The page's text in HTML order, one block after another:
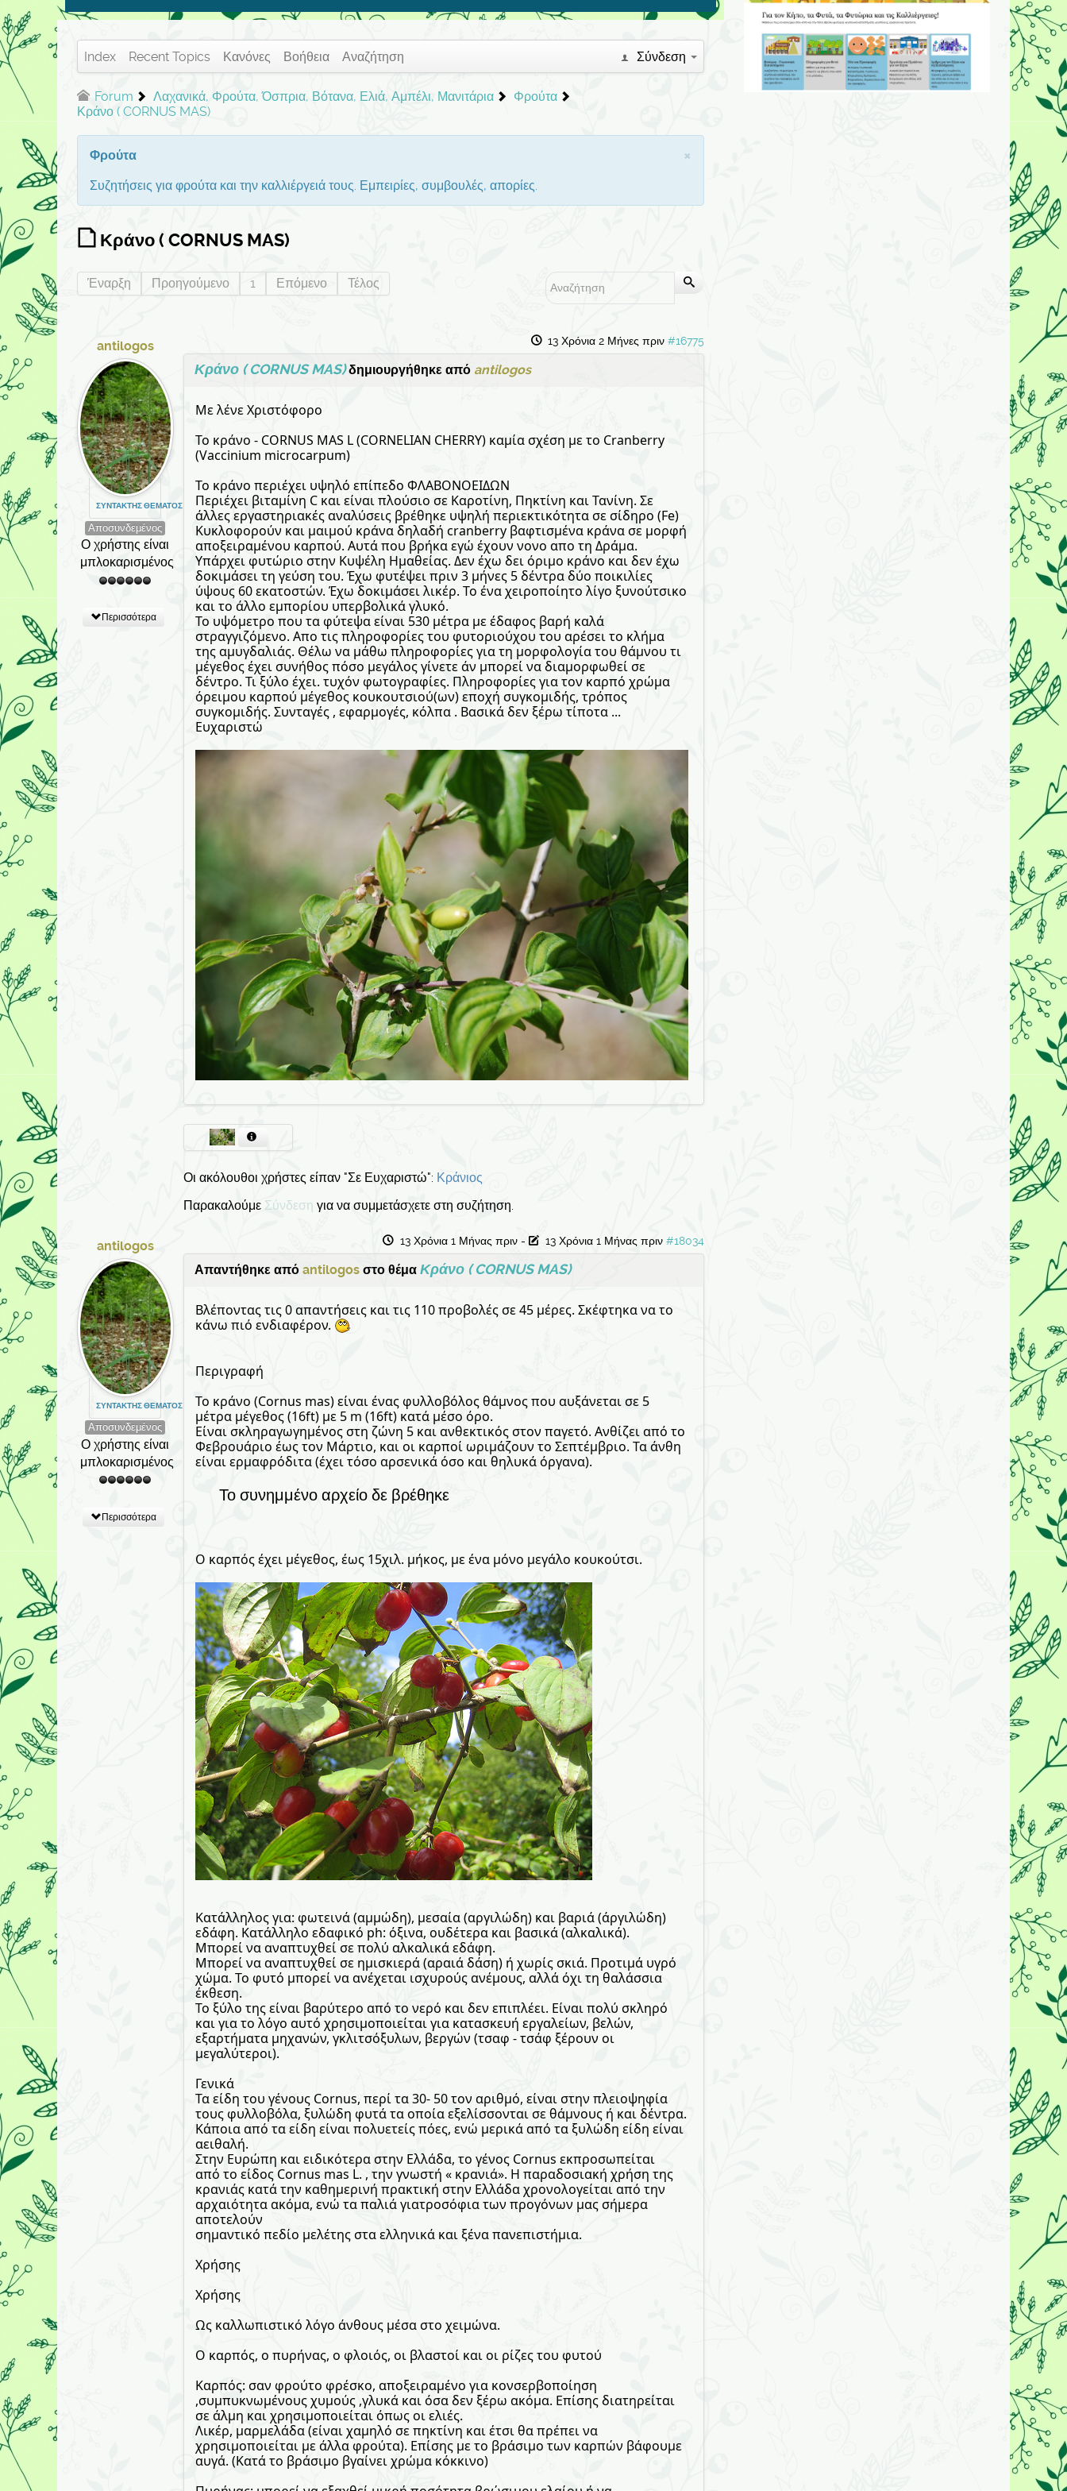
Index Recent Topics Κανόνες Βοήθεια Αναζήτηση Σύνδεση
Forum Λαχανικά, Φρούτα, Όσπρια, Βότανα, Ελιά, Αμπέλι, Μανιτάρια
Φρούτα
Κράνο ( CORNUS MAS)
×
Φρούτα
Συζητήσεις για φρούτα και την καλλιέργειά τους. Εμπειρίες, συμβουλές, απορίες.
Κράνο ( CORNUS MAS)
Έναρξη Προηγούμενο 1 Επόμενο Τέλος
antilogos
ΣΥΝΤΆΚΤΗΣ ΘΈΜΑΤΟΣ
Αποσυνδεμένος
Ο χρήστης είναι
μπλοκαρισμένος
Περισσότερα
13 Χρόνια 2 Μήνες πριν #16775
Κράνο ( CORNUS MAS)δημιουργήθηκε από antilogos
Με λένε Χριστόφορο
Το κράνο - CORNUS MAS L (CORNELIAN CHERRY) καμία σχέση με το Cranberry
(Vaccinium microcarpum)
Το κράνο περιέχει υψηλό επίπεδο ΦΛΑΒΟΝΟΕΙΔΩΝ
Περιέχει βιταμίνη C και είναι πλούσιο σε Καροτίνη, Πηκτίνη και Τανίνη. Σε
άλλες εργαστηριακές αναλύσεις βρέθηκε υψηλή περιεκτικότητα σε σίδηρο (Fe)
Κυκλοφορούν και μαιμού κράνα δηλαδή cranberry βαφτισμένα κράνα σε μορφή
αποξειραμένου καρπού. Αυτά που βρήκα εγώ έχουν νονο απο τη Δράμα.
Υπάρχει φυτώριο στην Κυψέλη Ημαθείας. Δεν έχω δει όριμο κράνο και δεν έχω
δοκιμάσει τη γεύση του. Έχω φυτέψει πριν 3 μήνες 5 δέντρα δύο ποικιλίες
ύψους 60 εκατοστών. Έχω δοκιμάσει λικέρ. Το ένα χειροποίητο λίγο ξυνούτσικο
και το άλλο εμπορίου υπερβολικά γλυκό.
Το υψόμετρο που τα φύτεψα είναι 530 μέτρα με έδαφος βαρή καλά
στραγγιζόμενο. Απο τις πληροφορίες του φυτοριούχου του αρέσει το κλήμα
της αμυγδαλιάς. Θέλω να μάθω πληροφορίες για τη μορφολογία του θάμνου τι
μέγεθος έχει συνήθος πόσο μεγάλος γίνετε άν μπορεί να διαμορφωθεί σε
δέντρο. Τι ξύλο έχει. τυχόν φωτογραφίες. Πληροφορίες για τον καρπό χρώμα
όρειμου καρπού μέγεθος κουκουτσιού(ων) εποχή συγκομιδής, τρόπος
συγκομιδής. Συνταγές , εφαρμογές, κόλπα . Βασικά δεν ξέρω τίποτα ...
Ευχαριστώ
Οι ακόλουθοι χρήστες είπαν "Σε Ευχαριστώ": Κράνιος
Παρακαλούμε Σύνδεση για να συμμετάσχετε στη συζήτηση.
antilogos
ΣΥΝΤΆΚΤΗΣ ΘΈΜΑΤΟΣ
Αποσυνδεμένος
Ο χρήστης είναι
μπλοκαρισμένος
Περισσότερα
13 Χρόνια 1 Μήνας πριν- 13 Χρόνια 1 Μήνας πριν #18034
Απαντήθηκε απόantilogos στο θέμαΚράνο ( CORNUS MAS)
Βλέποντας τις 0 απαντήσεις και τις 110 προβολές σε 45 μέρες. Σκέφτηκα να το
κάνω πιό ενδιαφέρον.
Περιγραφή
Το κράνο (Cornus mas) είναι ένας φυλλοβόλος θάμνος που αυξάνεται σε 5
μέτρα μέγεθος (16ft) με 5 m (16ft) κατά μέσο όρο.
Είναι σκληραγωγημένος στη ζώνη 5 και ανθεκτικός στον παγετό. Ανθίζει από το
Φεβρουάριο έως τον Μάρτιο, και οι καρποί ωριμάζουν το Σεπτέμβριο. Τα άνθη
είναι ερμαφρόδιτα (έχει τόσο αρσενικά όσο και θηλυκά όργανα).
Το συνημμένο αρχείο δε βρέθηκε
Ο καρπός έχει μέγεθος, έως 15χιλ. μήκος, με ένα μόνο μεγάλο κουκούτσι.
Κατάλληλος για: φωτεινά (αμμώδη), μεσαία (αργιλώδη) και βαριά (άργιλώδη)
εδάφη. Κατάλληλο εδαφικό ph: όξινα, ουδέτερα και βασικά (αλκαλικά).
Μπορεί να αναπτυχθεί σε πολύ αλκαλικά εδάφη.
Μπορεί να αναπτυχθεί σε ημισκιερά (αραιά δάση) ή χωρίς σκιά. Προτιμά υγρό
χώμα. Το φυτό μπορεί να ανέχεται ισχυρούς ανέμους, αλλά όχι τη θαλάσσια
έκθεση.
Το ξύλο της είναι βαρύτερο από το νερό και δεν επιπλέει. Είναι πολύ σκληρό
και για το λόγο αυτό χρησιμοποιείται για κατασκευή εργαλείων, βελών,
εξαρτήματα μηχανών, γκλιτσόξυλων, βεργών (τσαφ - τσάφ ξέρουν οι
μεγαλύτεροι).
Γενικά
Τα είδη του γένους Cornus, περί τα 30- 50 τον αριθμό, είναι στην πλειοψηφία
τους φυλλοβόλα, ξυλώδη φυτά τα οποία εξελίσσονται σε θάμνους ή και δέντρα.
Κάποια από τα είδη είναι πολυετείς πόες, ενώ μερικά από τα ξυλώδη είδη είναι
αειθαλή.
Στην Ευρώπη και ειδικότερα στην Ελλάδα, το γένος Cornus εκπροσωπείται
από το είδος Cornus mas L. , την γνωστή « κρανιά». Η παραδοσιακή χρήση της
κρανιάς κατά την καθημερινή πρακτική στην Ελλάδα χρονολογείται από την
αρχαιότητα ακόμα, ενώ τα παλιά γιατροσόφια των προγόνων μας σήμερα
αποτελούν
σημαντικό πεδίο μελέτης στα ελληνικά και ξένα πανεπιστήμια.
Χρήσης
Χρήσης
Ως καλλωπιστικό λόγο άνθους μέσα στο χειμώνα.
Ο καρπός, ο πυρήνας, ο φλοιός, οι βλαστοί και οι ρίζες του φυτού
Καρπός: σαν φρούτο φρέσκο, αποξειραμένο για κονσερβοποίηση
,συμπυκνωμένους χυμούς ,γλυκά και όσα δεν ξέρω ακόμα. Επίσης διατηρείται
σε άλμη και χρησιμοποιείται όπως οι ελιές.
Λικέρ, μαρμελάδα (είναι χαμηλό σε πηκτίνη και έτσι θα πρέπει να
χρησιμοποιείται με άλλα φρούτα). Επίσης με το βράσιμο των καρπών βάφουμε
αυγά. (Κατά το βράσιμο βγαίνει χρώμα κόκκινο)